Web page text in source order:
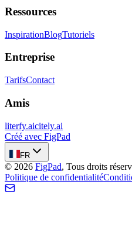
Ressources
InspirationBlogTutoriels
Entreprise
TarifsContact
Amis
literfy.aicitely.ai
Créé avec FigPad
FR
© 2026 FigPad, Tous droits
Politique de confidentialité